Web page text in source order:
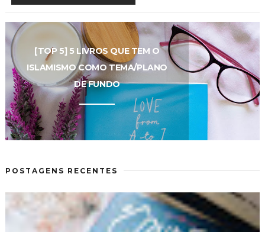
[TOP 5] 5 LIVROS QUE TEM O
ISLAMISMO COMO TEMA/PLANO
DE FUNDO
[LIVRO] THE GILDED ONES,
NAMINA FORNA
POSTAGENS RECENTES